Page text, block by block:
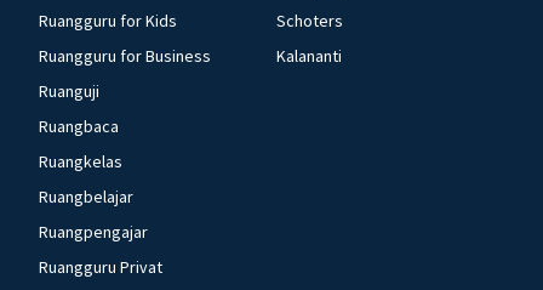
Ruangguru for Kids
Ruangguru for Business
Ruanguji
Ruangbaca
Ruangkelas
Ruangbelajar
Ruangpengajar
Ruangguru Privat
Schoters
Kalananti